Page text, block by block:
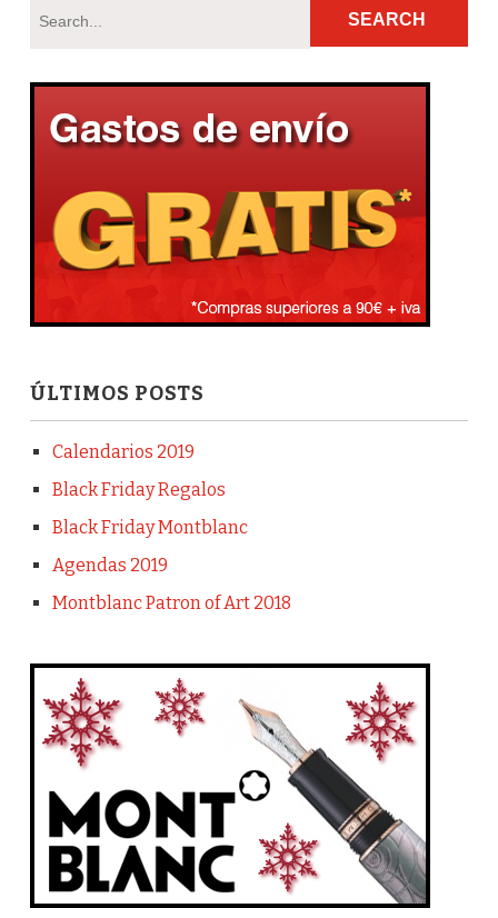
ÚLTIMOS POSTS
Calendarios 2019
Black Friday Regalos
Black Friday Montblanc
Agendas 2019
Montblanc Patron of Art 2018